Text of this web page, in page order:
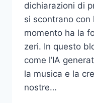
dichiarazioni di
si scontrano
momento ha la
zeri. In questo
come l’IA
la musica e la
nostre…